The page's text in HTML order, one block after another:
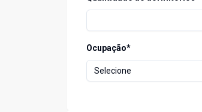
Ocupação*
Selecione